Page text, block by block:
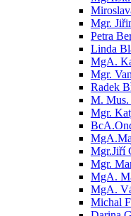
Mgr.
Petra
Linda
MgA.
Mgr.
Radek
M. Mus.
Mgr.
Mgr.Jiří
Mgr.
MgA.
MgA.
Michal